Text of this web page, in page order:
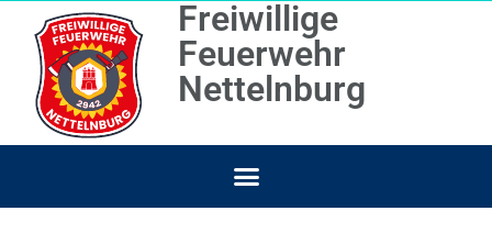
Freiwillige
Feuerwehr
Nettelnburg